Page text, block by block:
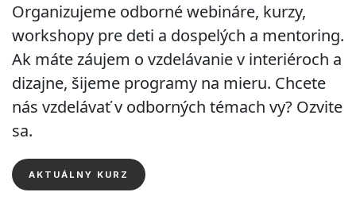
Organizujeme odborné webináre, kurzy,
workshopy pre deti a dospelých a mentoring.
Ak máte záujem o vzdelávanie v interiéroch a
dizajne, šijeme programy na mieru. Chcete
nás vzdelávať v odborných témach vy? Ozvite
sa.
AKTUÁLNY KURZ